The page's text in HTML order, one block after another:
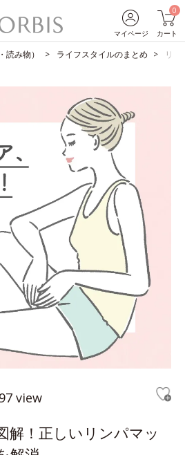
マイページ
0
カート
読み物） ライフスタイルのまとめ リ
view
解！正しいリンパマッ